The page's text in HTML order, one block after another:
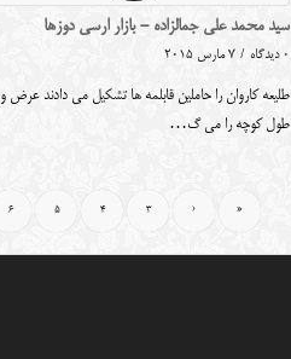
سید محمد علی جمالزاده - بازار ارسی دوزها
0 دیدگاه / 7 مارس 2015
طلیعه کاروان را حاملین قابلمه ها تشکیل می دادند عرض و
طول کوچه را می گ…
«
‹
3
4
5
6